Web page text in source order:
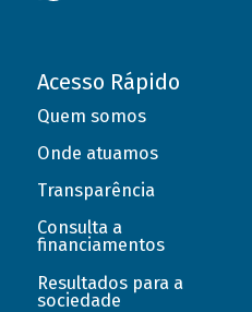
Acesso Rápido
Quem somos
Onde atuamos
Transparência
Consulta a
financiamentos
Resultados para a
sociedade